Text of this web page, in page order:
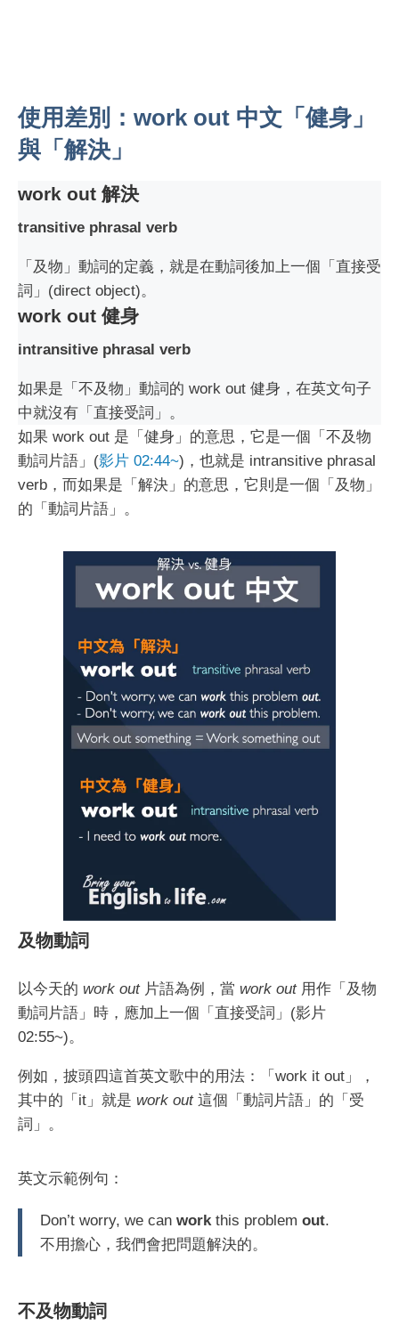
使用差別：work out 中文「健身」
與「解決」
work out 解決
transitive phrasal verb
「及物」動詞的定義，就是在動詞後加上一個「直接受
詞」(direct object)。
work out 健身
intransitive phrasal verb
如果是「不及物」動詞的 work out 健身，在英文句子
中就沒有「直接受詞」。
如果 work out 是「健身」的意思，它是一個「不及物
動詞片語」(影片 02:44~)，也就是 intransitive phrasal
verb，而如果是「解決」的意思，它則是一個「及物」
的「動詞片語」。
及物動詞
以今天的 work out片語為例，當 work out用作「及物
動詞片語」時，應加上一個「直接受詞」(影片
02:55~)。
例如，披頭四這首英文歌中的用法：「work it out」，
其中的「it」就是 work out這個「動詞片語」的「受
詞」。
英文示範例句：
Don’t worry, we can workthis problem out.
不用擔心，我們會把問題解決的。
不及物動詞